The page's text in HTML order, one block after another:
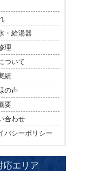
・給湯器
理
ついて
績
の声
要
合わせ
バシーポリシー
応エリア